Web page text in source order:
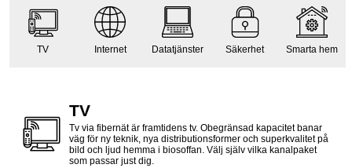
TV Internet Datatjänster Säkerhet Smarta hem
TV
Tv via fibernät är framtidens tv. Obegränsad kapacitet banar
väg för ny teknik, nya distributionsformer och superkvalitet på
bild och ljud hemma i biosoffan. Välj själv vilka kanalpaket
som passar just dig.